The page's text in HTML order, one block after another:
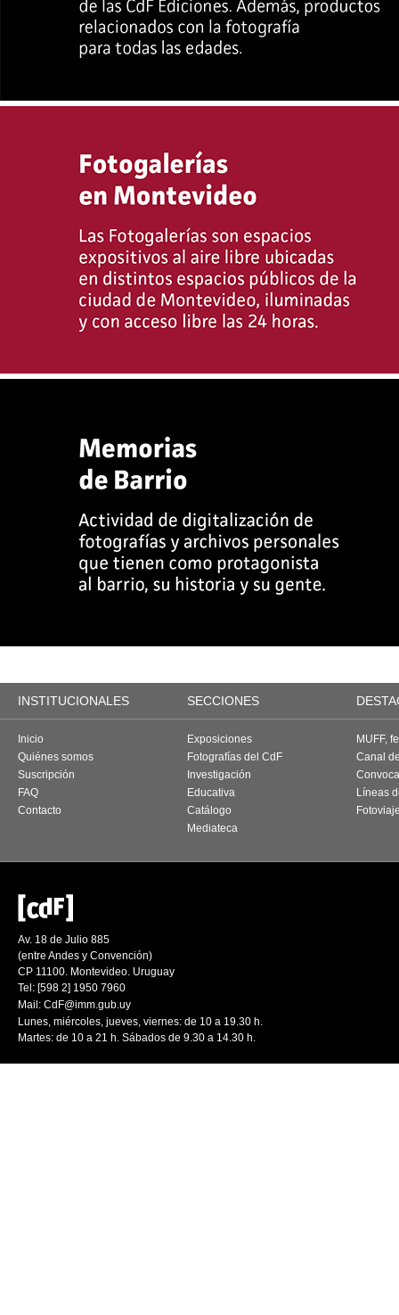
INSTITUCIONALES SECCIONES
Inicio
Quiénes somos
Suscripción
FAQ
Contacto
Exposiciones
Fotografías del CdF
Investigación
Educativa
Catálogo
Mediateca
MUFF,
Canal
Líneas
Av. 18 de Julio 885
(entre Andes y Convención)
CP 11100. Montevideo. Uruguay
Tel: [598 2] 1950 7960
Mail: CdF@imm.gub.uy
Lunes, miércoles, jueves, viernes: de 10 a 19.30 h.
Martes: de 10 a 21 h. Sábados de 9.30 a 14.30 h.